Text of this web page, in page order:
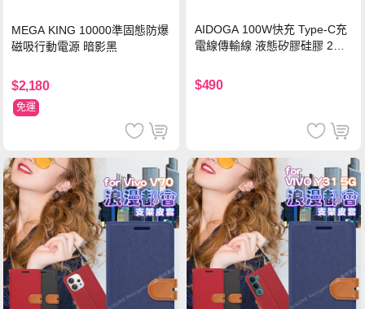
MEGA KING 10000準固態防爆
磁吸行動電源 暗影黑
$2,180
免運
AIDOGA 100W快充 Type-C充
電線傳輸線 液態矽膠硅膠 2M
$490